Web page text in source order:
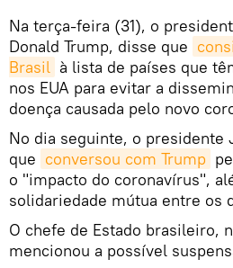
Na terça-feira (31), o
Donald Trump, disse que
Brasil à lista de países que
nos EUA para evitar a
doença causada pelo novo
No dia seguinte, o presidente
que conversou com Trump
o "impacto do coronavírus",
solidariedade mútua entre os
O chefe de Estado brasileiro,
mencionou a possível